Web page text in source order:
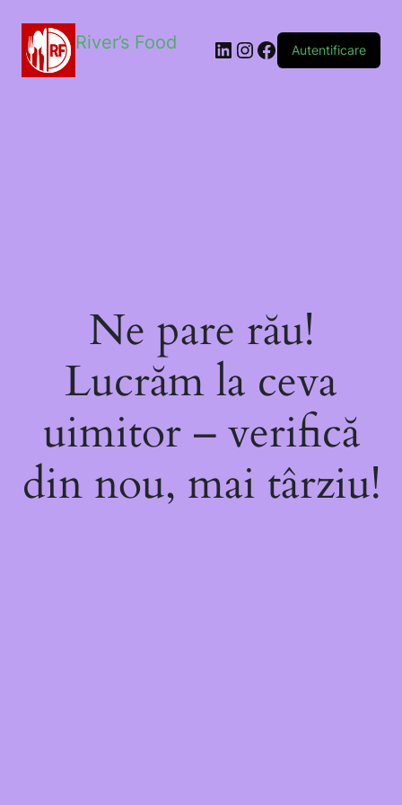
River’s Food Autentificare
Ne pare rău!
Lucrăm la ceva
uimitor – verifică
din nou, mai târziu!